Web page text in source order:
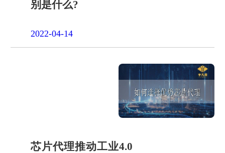
别是什么?
2022-04-14
芯片代理推动工业4.0